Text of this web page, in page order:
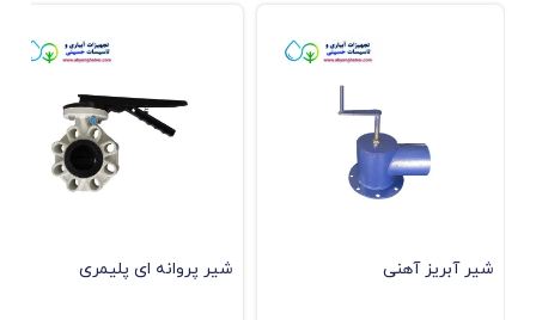
شیر آبریز آهنی ﺷﯿﺮ ﭘﺮواﻧﻪ ای ﭘﻠﯿﻤﺮی